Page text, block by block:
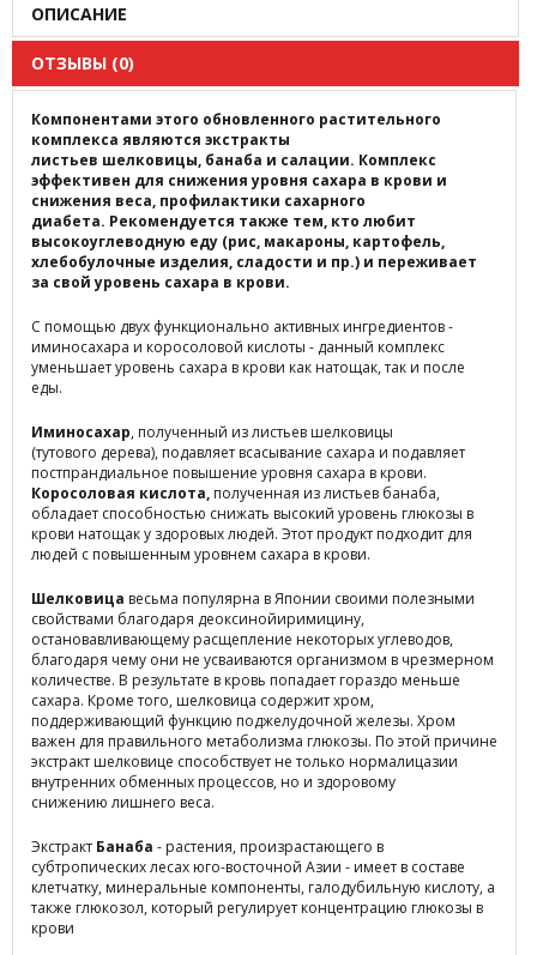
ОПИСАНИЕ
ОТЗЫВЫ (0)
Компонентами этого обновленного растительного
комплекса являются экстракты
листьев шелковицы, банаба и салации. Комплекс
эффективен для снижения уровня сахара в крови и
снижения веса, профилактики сахарного
диабета. Рекомендуется также тем, кто любит
высокоуглеводную еду (рис, макароны, картофель,
хлебобулочные изделия, сладости и пр.) и переживает
за свой уровень сахара в крови.
С помощью двух функционально активных ингредиентов -
иминосахара и коросоловой кислоты - данный комплекс
уменьшает уровень сахара в крови как натощак, так и после
еды.
Иминосахар, полученный из листьев шелковицы
(тутового дерева), подавляет всасывание сахара и подавляет
постпрандиальное повышение уровня сахара в крови.
Коросоловая кислота, полученная из листьев банаба,
обладает способностью снижать высокий уровень глюкозы в
крови натощак у здоровых людей. Этот продукт подходит для
людей с повышенным уровнем сахара в крови.
Шелковица весьма популярна в Японии своими полезными
свойствами благодаря деоксинойиримицину,
остановавливающему расщепление некоторых углеводов,
благодаря чему они не усваиваются организмом в чрезмерном
количестве. В результате в кровь попадает гораздо меньше
сахара. Кроме того, шелковица содержит хром,
поддерживающий функцию поджелудочной железы. Хром
важен для правильного метаболизма глюкозы. По этой причине
экстракт шелковице способствует не только нормалицазии
внутренних обменных процессов, но и здоровому
снижению лишнего веса.
Экстракт Банаба - растения, произрастающего в
субтропических лесах юго-восточной Азии - имеет в составе
клетчатку, минеральные компоненты, галодубильную кислоту, а
также глюкозол, который регулирует концентрацию глюкозы в
крови